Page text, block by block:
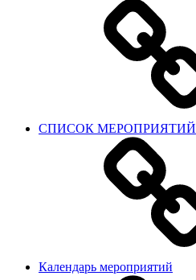
СПИСОК МЕРОПРИЯТИЙ
Календарь мероприятий